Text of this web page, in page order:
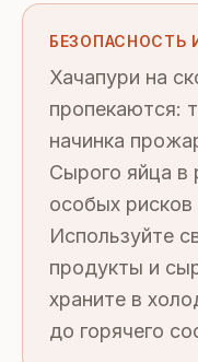
БЕЗОПАСНОСТЬ
Хачапури на
пропекаются:
начинка
Сырого яйца в
особых рисков
Используйте
продукты и
храните в
до горячего